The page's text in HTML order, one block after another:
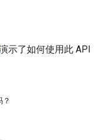
示了如何使用此 API